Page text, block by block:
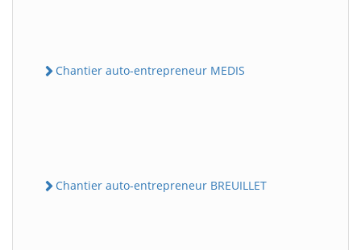
Chantier auto-entrepreneur MEDIS
Chantier auto-entrepreneur BREUILLET